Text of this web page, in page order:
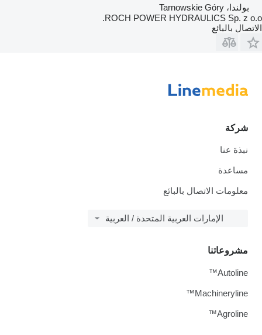
بولندا، Tarnowskie Góry
ROCH POWER HYDRAULICS Sp. z o.o.
الاتصال بالبائع
شركة
نبذة عنا
مساعدة
معلومات الاتصال بالبائع
الإمارات العربية المتحدة / العربية
مشروعاتنا
Autoline™
Machineryline™
Agroline™